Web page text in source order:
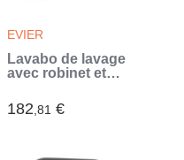
EVIER
Lavabo de lavage
avec robinet et
Inox (Argent)
182,81 €